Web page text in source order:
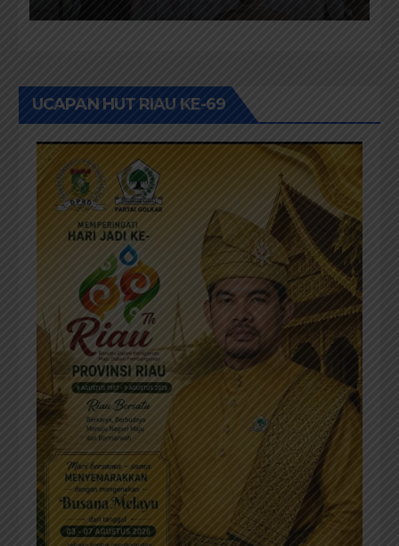
Aspirasi
UCAPAN HUT RIAU KE-69